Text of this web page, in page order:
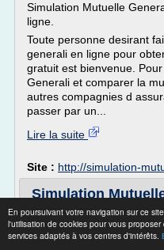
En poursuivant votre navigation sur ce
l'utilisation de cookies pour vous
services adaptés à vos centres d'intérêts.
Simulation Mutuelle
ligne.
Toute personne desirant
generali en ligne pour
gratuit est bienvenue.
Generali et comparer la
autres compagnies d
passer par un...
Lire la suite
Site : http://simulation-
Simulation
mutuelle
Defiscalisation